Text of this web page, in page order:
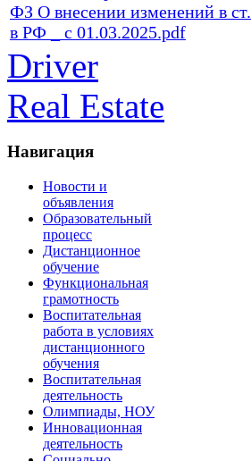
ФЗ О внесении изменений в
в РФ _ с 01.03.2025.pdf
Driver
Real Estate
Навигация
Новости и
объявления
Образовательный
процесс
Дистанционное
обучение
Функциональная
грамотность
Воспитательная
работа в условиях
дистанционного
обучения
Воспитательная
деятельность
Олимпиады, НОУ
Инновационная
деятельность